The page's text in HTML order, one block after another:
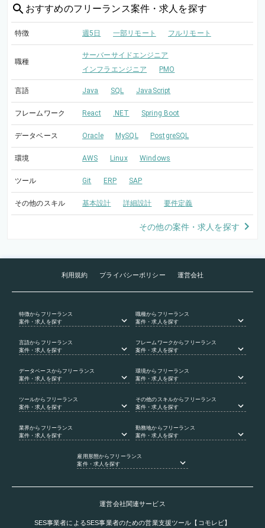
おすすめのフリーランス案件・求人を探す
特徴 週5日 一部リモート フルリモート
職種
サーバーサイドエンジニア
インフラエンジニア
PMO
言語 Java SQL JavaScript
フレームワーク React .NET Spring Boot
データベース Oracle MySQL PostgreSQL
環境 AWS Linux Windows
ツール Git ERP SAP
その他のスキル 基本設計 詳細設計 要件定義
その他の案件・求人を探す
利用規約 プライバシーポリシー 運営会社
特徴からフリーランス
案件・求人を探す
職種からフリーランス
案件・求人を探す
言語からフリーランス
案件・求人を探す
フレームワークからフリーランス
案件・求人を探す
データベース からフリーランス
案件・求人を探す
環境からフリーランス
案件・求人を探す
ツールからフリーランス
案件・求人を探す
その他のスキルからフリーランス
案件・求人を探す
業界からフリーランス
案件・求人を探す
勤務地からフリーランス
案件・求人を探す
雇用形態からフリーランス
案件・求人を探す
運営会社関連サービス
SES事業者によるSES事業者のための営業支援ツール【コモレビ】